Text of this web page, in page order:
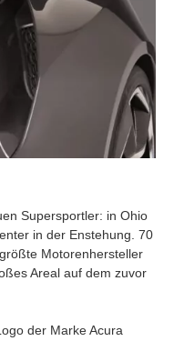
Supersportler: in Ohio
in der Enstehung. 70
Motorenhersteller
Areal auf dem zuvor
der Marke Acura